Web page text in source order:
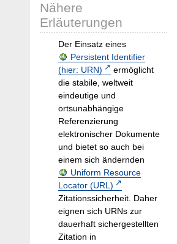
Nähere
Erläuterungen
Der Einsatz eines
Persistent Identifier
(hier: URN)
ermöglicht
die stabile, weltweit
eindeutige und
ortsunabhängige
Referenzierung
elektronischer Dokumente
und bietet so auch bei
einem sich ändernden
Uniform Resource
Locator (URL)
Zitationssicherheit. Daher
eignen sich URNs zur
dauerhaft sichergestellten
Zitation in